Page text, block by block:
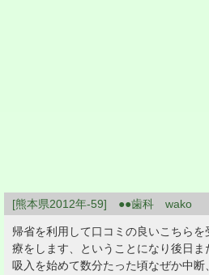
[熊本県2012年-59] ●●歯科 wako
帰省を利用して口コミの良いこちら
療をします、ということになり後日
吸入を始めて数分たった頃なぜか中